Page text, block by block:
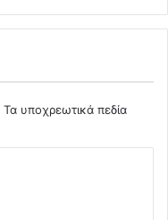
Τα υποχρεωτικά πεδία